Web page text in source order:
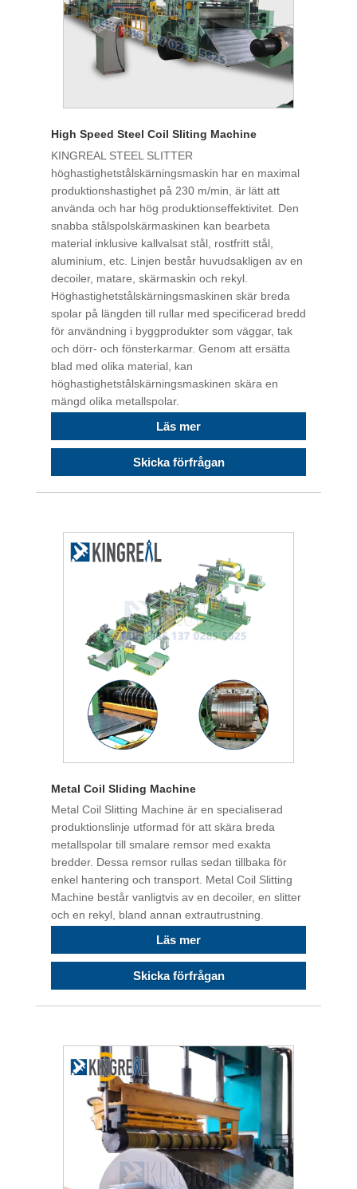
High Speed ​​Steel Coil Sliting Machine
KINGREAL STEEL SLITTER
höghastighetstålskärningsmaskin har en maximal
produktionshastighet på 230 m/min, är lätt att
använda och har hög produktionseffektivitet. Den
snabba stålspolskärmaskinen kan bearbeta
material inklusive kallvalsat stål, rostfritt stål,
aluminium, etc. Linjen består huvudsakligen av en
decoiler, matare, skärmaskin och rekyl.
Höghastighetstålskärningsmaskinen skär breda
spolar på längden till rullar med specificerad bredd
för användning i byggprodukter som väggar, tak
och dörr- och fönsterkarmar. Genom att ersätta
blad med olika material, kan
höghastighetstålskärningsmaskinen skära en
mängd olika metallspolar.
Läs mer
Skicka förfrågan
Metal Coil Sliding Machine
Metal Coil Slitting Machine är en specialiserad
produktionslinje utformad för att skära breda
metallspolar till smalare remsor med exakta
bredder. Dessa remsor rullas sedan tillbaka för
enkel hantering och transport. Metal Coil Slitting
Machine består vanligtvis av en decoiler, en slitter
och en rekyl, bland annan extrautrustning.
Läs mer
Skicka förfrågan